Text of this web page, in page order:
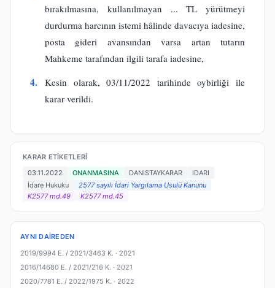
bırakılmasına, kullanılmayan ... TL yürütmeyi
durdurma harcının istemi hâlinde davacıya iadesine,
posta gideri avansından varsa artan tutarın
Mahkeme tarafından ilgili tarafa iadesine,
4.
Kesin olarak, 03/11/2022 tarihinde oybirliği ile
karar verildi.
KARAR ETIKETLERI
03.11.2022
ONANMASINA DANISTAYKARAR
IDARI
İdare Hukuku
2577 sayılı İdari Yargılama Usulü Kanunu
K2577 md.49
K2577 md.45
AYNI DAIREDEN
2019/9994 E. / 2021/3463 K. · 2021
2016/14680 E. / 2021/216 K. · 2021
2020/7781 E. / 2022/1975 K. · 2022